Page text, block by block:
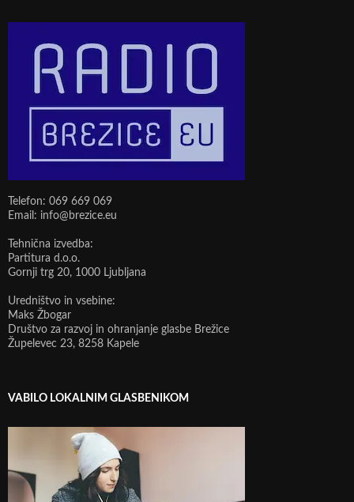
Telefon: 069 669 069
Email: info@brezice.eu
Tehnična izvedba:
Partitura d.o.o.
Gornji trg 20, 1000 Ljubljana
Uredništvo in vsebine:
Maks Žbogar
Društvo za razvoj in ohranjanje glasbe Brežice
Župelevec 23, 8258 Kapele
VABILO LOKALNIM GLASBENIKOM